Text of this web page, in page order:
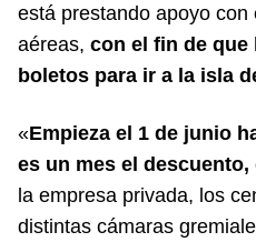
está prestando apoyo
aéreas, con el fin de que
boletos para ir a la isla
«Empieza el 1 de junio
es un mes el descuento,
la empresa privada, los
distintas cámaras